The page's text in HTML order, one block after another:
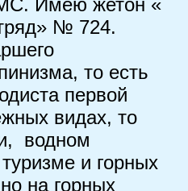
Имею жетон «
№ 724.
то есть
первой
видах, то
водном
и горных
на горных